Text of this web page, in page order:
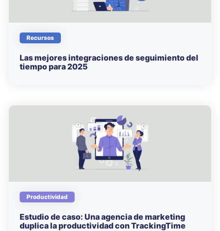
Recursos
Las mejores integraciones de seguimiento del
tiempo para 2025
Productividad
Estudio de caso: Una agencia de marketing
duplica la productividad con TrackingTime